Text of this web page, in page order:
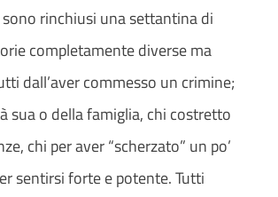
rinchiusi una settantina di
completamente diverse ma
dall’aver commesso un crimine;
sua o della famiglia, chi costretto
chi per aver “scherzato” un po’
sentirsi forte e potente. Tutti